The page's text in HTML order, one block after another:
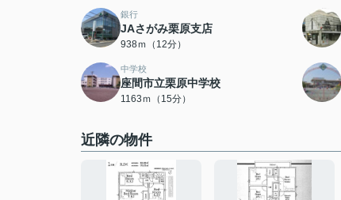
銀行
JAさがみ栗原支店
938ｍ（12分）
中学校
座間市立栗原中学校
1163ｍ（15分）
近隣の物件